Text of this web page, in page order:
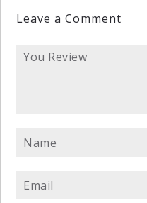
Leave a Comment